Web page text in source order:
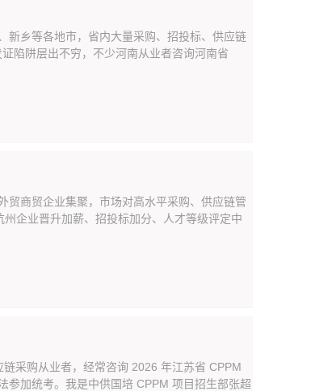
新乡等各地市，省内大量采购、招投标、供应链
陷阱层出不穷，不少河南从业者咨询河南省
贸商贸企业集聚，市场对高水平采购、供应链管
企业晋升加薪、招投标加分、人才等级评定中
采购从业者，经常咨询 2026 年江苏省 CPPM
参加统考。我是中供国培 CPPM 项目招生部张超